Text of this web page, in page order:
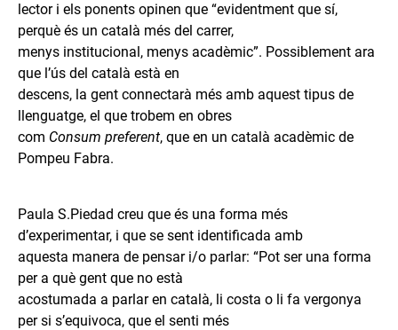
lector i els ponents opinen que “evidentment que sí,
perquè és un català més del carrer,
menys institucional, menys acadèmic”. Possiblement ara
que l’ús del català està en
descens, la gent connectarà més amb aquest tipus de
llenguatge, el que trobem en obres
com Consum preferent, que en un català acadèmic de
Pompeu Fabra.
Paula S.Piedad creu que és una forma més
d’experimentar, i que se sent identificada amb
aquesta manera de pensar i/o parlar: “Pot ser una forma
per a què gent que no està
acostumada a parlar en català, li costa o li fa vergonya
per si s’equivoca, que el senti més